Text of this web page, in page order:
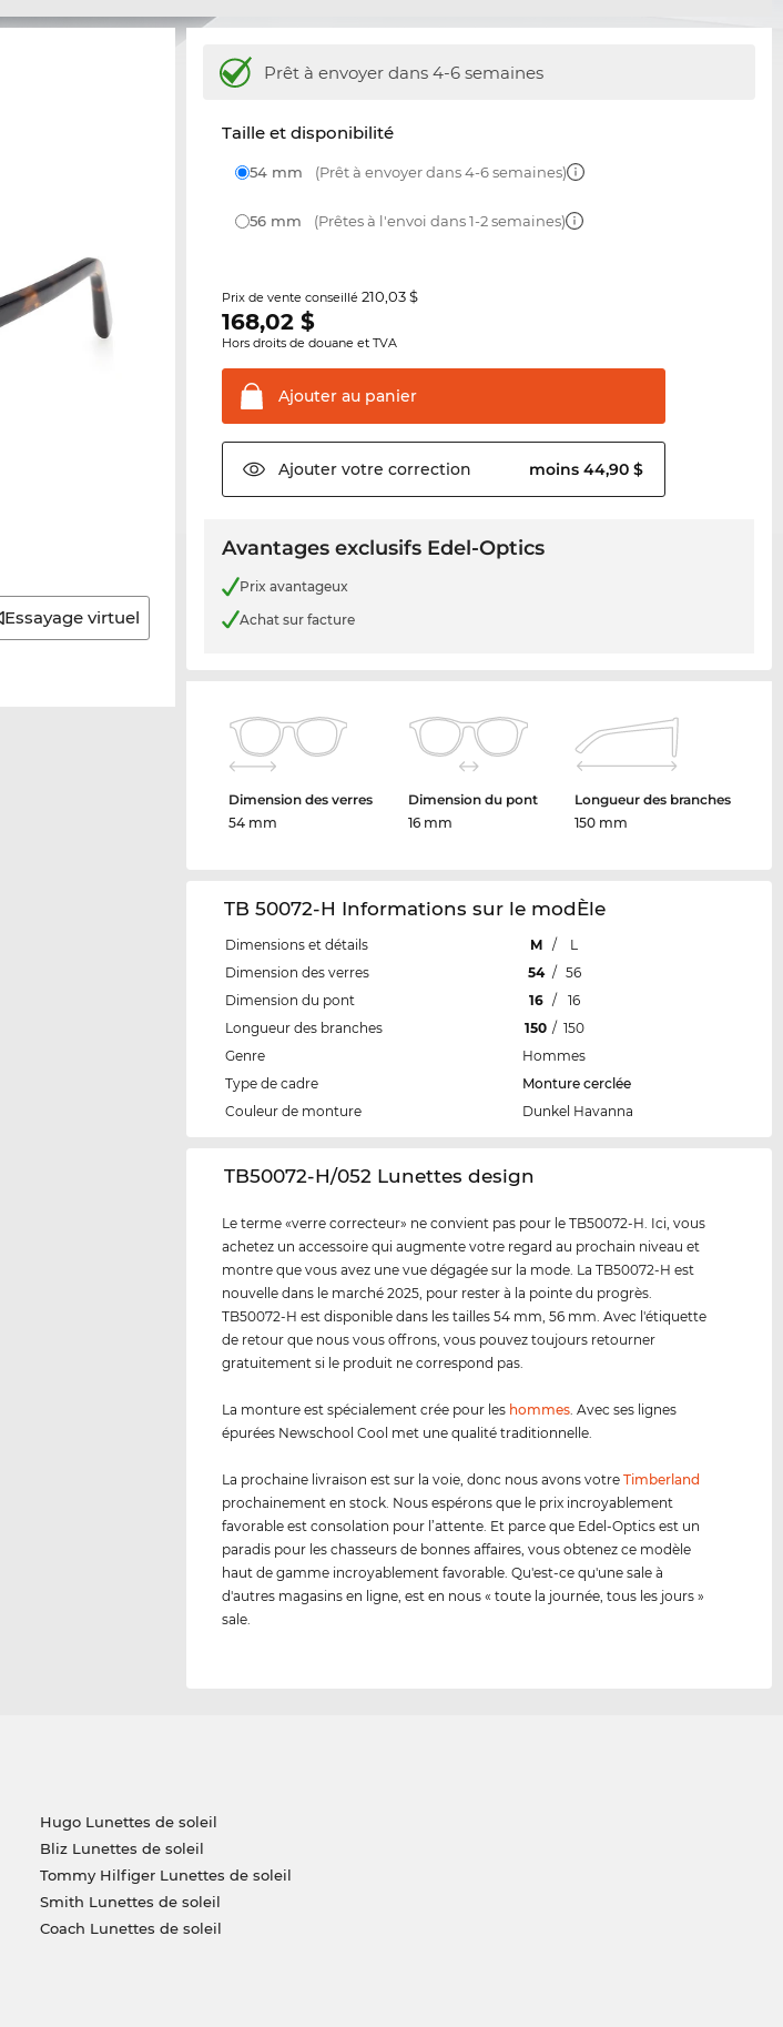
Essayage virtuel
Prêt à envoyer dans 4-6 semaines
Taille et disponibilité
54 mm (Prêt à envoyer dans 4-6 semaines)
56 mm (Prêtes à l'envoi dans 1-2 semaines)
Prix de vente conseillé210,03 $
168,02 $
Hors droits de douane et TVA
Ajouter au panier
Ajouter votre correction moins 44,90 $
Avantages exclusifs Edel-Optics
Prix avantageux
Achat sur facture
Dimension des verres
54 mm
Dimension du pont
16 mm
Longueur des branches
150 mm
TB 50072-H Informations sur le modÈle
Dimensions et détails M /
L
Dimension des verres
54 / 56
Dimension du pont
16 /
16
Longueur des branches
150 / 150
Genre
Hommes
Type de cadre
Monture cerclée
Couleur de monture
Dunkel Havanna
‌TB50072-H/052 Lunettes design
Le terme «verre correcteur» ne convient pas pour le TB50072-H. Ici, vous
achetez un accessoire qui augmente votre regard au prochain niveau et
montre que vous avez une vue dégagée sur la mode. La TB50072-H est
nouvelle dans le marché 2025, pour rester à la pointe du progrès.
TB50072-H est disponible dans les tailles 54 mm, 56 mm. Avec l'étiquette
de retour que nous vous offrons, vous pouvez toujours retourner
gratuitement si le produit ne correspond pas.
La monture est spécialement crée pour les hommes. Avec ses lignes
épurées Newschool Cool met une qualité traditionnelle.
La prochaine livraison est sur la voie, donc nous avons votreTimberland
prochainement en stock. Nous espérons que le prix incroyablement
favorable est consolation pour l’attente. Et parce que Edel-Optics est un
paradis pour les chasseurs de bonnes affaires, vous obtenez ce modèle
haut de gamme incroyablement favorable. Qu'est-ce qu'une sale à
d'autres magasins en ligne, est en nous « toute la journée, tous les jours »
sale.
Hugo Lunettes de soleil
Bliz Lunettes de soleil
Tommy Hilfiger Lunettes de soleil
Smith Lunettes de soleil
Coach Lunettes de soleil